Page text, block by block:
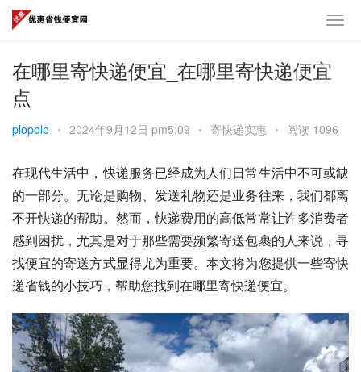
在哪里寄快递便宜_在哪里寄快递便宜
点
plopolo • 2024年9月12日 pm5:09 • 寄快递实惠 • 阅读 1096
在现代生活中，快递服务已经成为人们日常生活中不可或缺
的一部分。无论是购物、发送礼物还是业务往来，我们都离
不开快递的帮助。然而，快递费用的高低常常让许多消费者
感到困扰，尤其是对于那些需要频繁寄送包裹的人来说，寻
找便宜的寄送方式显得尤为重要。本文将为您提供一些寄快
递省钱的小技巧，帮助您找到在哪里寄快递便宜。